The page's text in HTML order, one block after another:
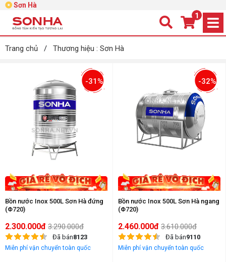
Sơn Hà
1
Trang chủ / Thương hiệu : Sơn Hà
-31%
Bồn nước Inox 500L Sơn Hà đứng
(Φ720)
2.300.000đ 3.290.000đ
Đã bán8123
Miễn phí vận chuyển toàn quốc
-32%
Bồn nước Inox 500L Sơn Hà ngang
(Φ720)
2.460.000đ 3.610.000đ
Đã bán9110
Miễn phí vận chuyển toàn quốc